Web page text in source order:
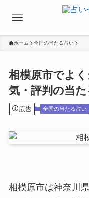
ホーム 全国の当たる占い
相模原市でよ
気・評判の当
広告 全国の当たる占い
相模原市は神奈川